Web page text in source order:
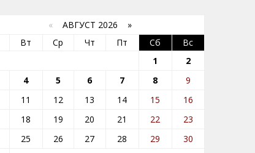
« АВГУСТ 2026 »
Вт Ср Чт Пт Сб
Вс
1
2
4 5 6 7 8
9
11 12 13 14 15
16
18 19 20 21 22
23
25 26 27 28 29
30